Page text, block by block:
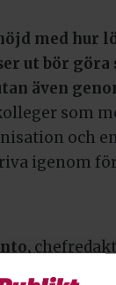
med hur
ut bör göra
även
som
och
igenom